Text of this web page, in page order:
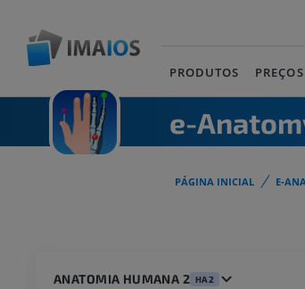
PRODUTOS PREÇOS
e-
PÁGINA INICIAL E-
ANATOMIA HUMANA 2 HA2